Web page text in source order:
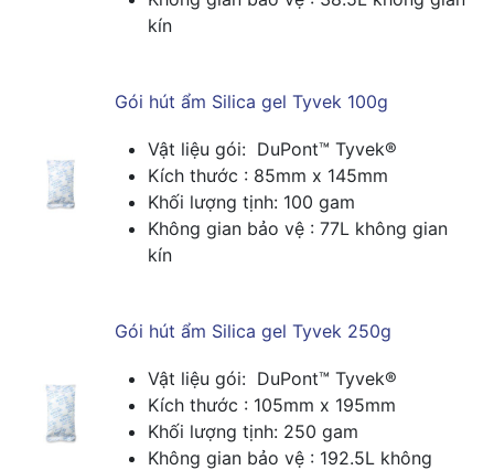
kín
Gói hút ẩm Silica gel Tyvek 100g
Vật liệu gói: DuPont™ Tyvek®
Kích thước : 85mm x 145mm
Khối lượng tịnh: 100 gam
Không gian bảo vệ : 77L không gian
kín
Gói hút ẩm Silica gel Tyvek 250g
Vật liệu gói: DuPont™ Tyvek®
Kích thước : 105mm x 195mm
Khối lượng tịnh: 250 gam
Không gian bảo vệ : 192.5L không